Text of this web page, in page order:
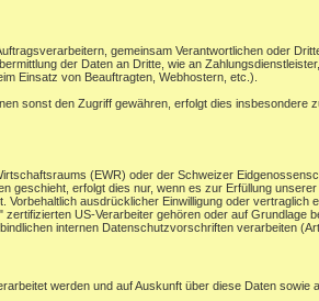
gemeinsam Verantwortlichen oder
der Daten an Dritte, wie an
Einsatz von Beauftragten, Webhostern, etc.).
sonst den Zugriff gewähren, erfolgt dies
(EWR) oder der Schweizer
erfolgt dies nur, wenn es zur Erfüllung
ausdrücklicher Einwilligung oder
US-Verarbeiter gehören oder auf Grundlage
internen Datenschutzvorschriften verarbeiten
werden und auf Auskunft über diese Daten